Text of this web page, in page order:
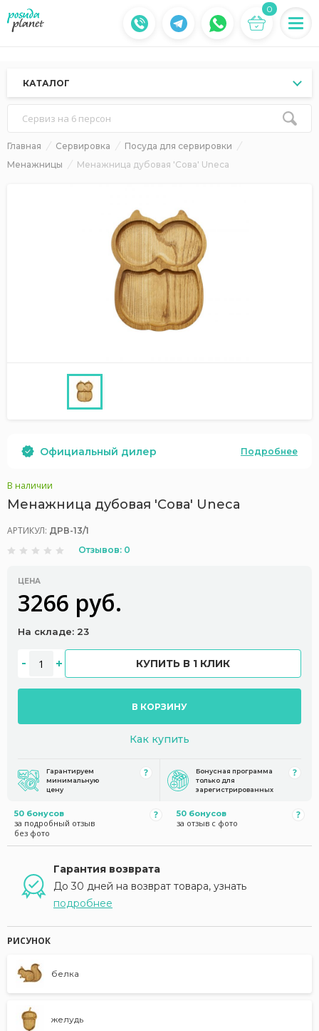
0
КАТАЛОГ
Сервиз на 6 персон
Главная Сервировка
Посуда для сервировки
Менажницы
Менажница дубовая 'Сова' Uneca
Официальный дилер Подробнее
В наличии
Менажница дубовая 'Сова' Uneca
АРТИКУЛ: ДРВ-13/1
Отзывов: 0
ЦЕНА
3266 руб.
На складе: 23
КУПИТЬ В 1 КЛИК
В КОРЗИНУ
Как купить
Гарантируем
минимальную
цену
Бонусная программа
только для
зарегистрированных
50 бонусов
за подробный отзыв
без фото
50 бонусов
за отзыв с фото
Гарантия возврата
До 30 дней на возврат товара, узнать
подробнее
РИСУНОК
белка
желудь